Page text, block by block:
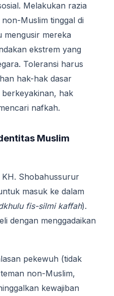
Melakukan razia
Muslim tinggal di
mengusir mereka
ekstrem yang
Toleransi harus
hak-hak dasar
hak
nafkah.
Muslim
Shobahussurur
masuk ke dalam
fis-silmi kaffah).
dengan menggadaikan
pekewuh (tidak
non-Muslim,
kewajiban